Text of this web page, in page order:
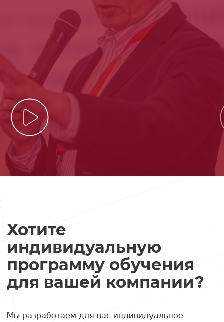
Хотите
индивидуальную
программу обучения
для вашей компании?
Мы разработаем для вас индивидуальное